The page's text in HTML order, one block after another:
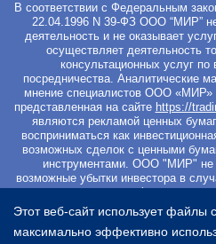
В соответствии с Федеральным
22.04.1996 N 39-ФЗ ООО “МИР”
деятельность и не оказывает
осуществляет деятельность
консультационных услуг
посредничества. Аналитические
мнение специалистов ООО «МИР»
представленная на сайте https://
являются рекламой ценных
восприниматься как
возможных сделок с ценными
инструментами. ООО "МИР" не
возможные убытки инвестора в
инвестирования в финансовые
материалах Сайта. Вы не
инвестиционными продуктами, если
или полной потери всех
Этот веб-сайт использует файлы
максимально эффективно